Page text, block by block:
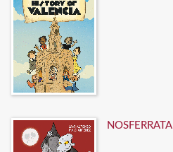
NOSFERRATA